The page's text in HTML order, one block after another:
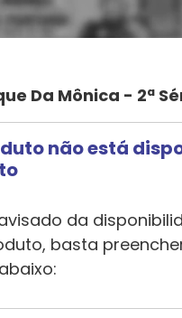
Da Mônica - 2ª
não está
da
basta